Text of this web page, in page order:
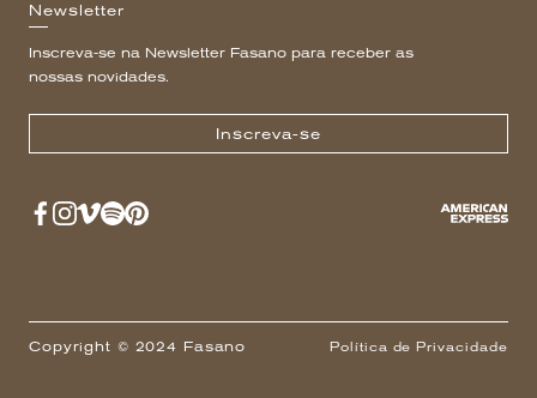
Newsletter
Inscreva-se na Newsletter Fasano para receber as
nossas novidades.
Inscreva-se
Copyright © 2024 Fasano Política de Privacidade